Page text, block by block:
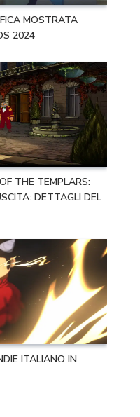
MOSTRATA
2024
THE TEMPLARS:
DETTAGLI DEL
ITALIANO IN